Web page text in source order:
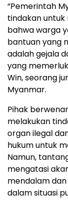
“Pemerintah
tindakan untuk
bahwa warga
bantuan yang
adalah gejala
yang
Win, seorang
Myanmar.
Pihak
melakukan
organ ilegal
hukum untuk
Namun,
mengatasi
mendalam
dalam situasi